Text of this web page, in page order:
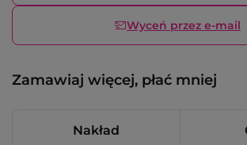
Wyceń przez e-mail
Zamawiaj więcej, płać mniej
Nakład